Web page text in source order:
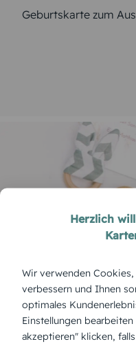
Geburtskarte zum
Karten zur
verkünden
Karten zur Geburt
Herzlich
Wir verwenden
verbessern und Ihnen
optimales
Einstellungen
akzeptieren" klicken,